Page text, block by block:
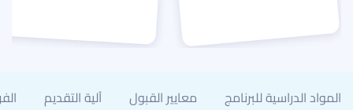
المواد الدراسية للبرنامج معايير القبول آلية التقديم